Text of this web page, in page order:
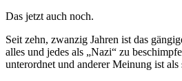
Das jetzt auch noch.
Seit zehn, zwanzig Jahren ist das
alles und jedes als „Nazi“ zu
unterordnet und anderer Meinung ist als